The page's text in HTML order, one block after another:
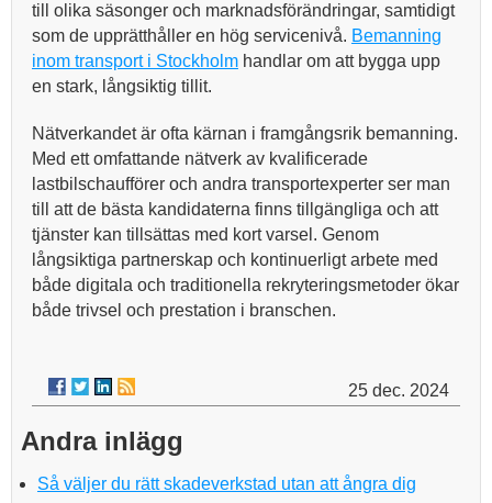
till olika säsonger och marknadsförändringar, samtidigt
som de upprätthåller en hög servicenivå. Bemanning
inom transport i Stockholm handlar om att bygga upp
en stark, långsiktig tillit.
Nätverkandet är ofta kärnan i framgångsrik bemanning.
Med ett omfattande nätverk av kvalificerade
lastbilschaufförer och andra transportexperter ser man
till att de bästa kandidaterna finns tillgängliga och att
tjänster kan tillsättas med kort varsel. Genom
långsiktiga partnerskap och kontinuerligt arbete med
både digitala och traditionella rekryteringsmetoder ökar
både trivsel och prestation i branschen.
25 dec. 2024
Andra inlägg
Så väljer du rätt skadeverkstad utan att ångra dig